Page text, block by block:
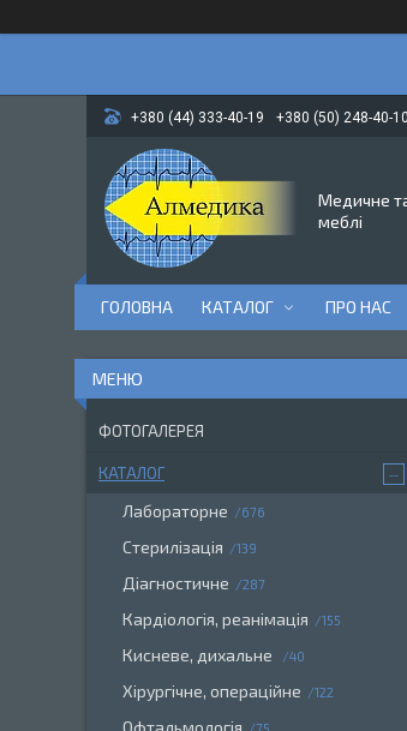
+380 (44) 333-40-19 +380 (50) 248-40-10
Медичне
меблі
ГОЛОВНА КАТАЛОГ ПРО НАС
ФОТОГАЛЕРЕЯ
КАТАЛОГ
Лабораторне 676
Стерилізація 139
Діагностичне 287
Кардіологія, реанімація 155
Кисневе, дихальне 40
Хірургічне, операційне 122
Офтальмологія